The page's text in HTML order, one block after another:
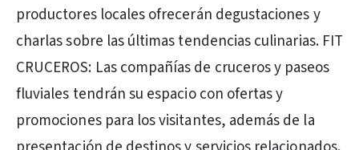
productores locales ofrecerán degustaciones y
charlas sobre las últimas tendencias culinarias. FIT
CRUCEROS: Las compañías de cruceros y paseos
fluviales tendrán su espacio con ofertas y
promociones para los visitantes, además de la